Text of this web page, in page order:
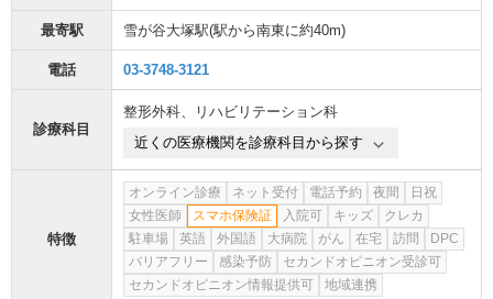
最寄駅 雪が谷大塚駅(駅から南東に約40m)
電話 03-3748-3121
診療科目
整形外科、
リハビリテーション科
近くの医療機関を診療科目から探す
特徴
オンライン診療 ネット受付 電話予約 夜間
日祝
女性医師
スマホ保険証 入院可 キッズ
クレカ
駐車場
英語 外国語 大病院 がん 在宅 訪問
DPC
バリアフリー
感染予防
セカンドオピニオン受診可
セカンドオピニオン情報提供可
地域連携